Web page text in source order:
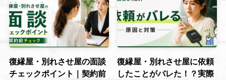
復縁屋・別れさせ屋の面談
チェックポイント｜契約前
復縁屋・別れさせ屋に依頼
したことがバレた！？実際